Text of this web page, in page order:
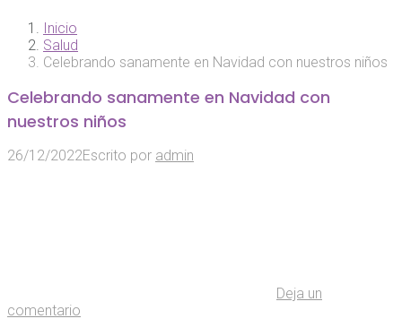
Inicio
Salud
Celebrando sanamente en Navidad con nuestros niños
Celebrando sanamente en Navidad con
nuestros niños
26/12/2022Escrito por admin
Deja un
comentario